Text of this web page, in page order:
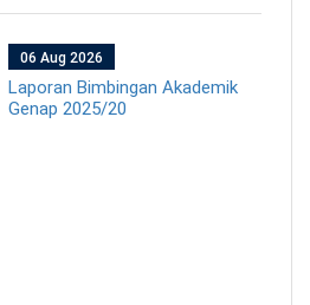
06 Aug 2026
Laporan Bimbingan Akademik
Genap 2025/20